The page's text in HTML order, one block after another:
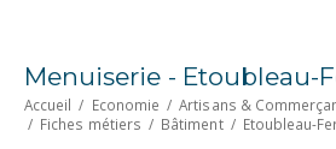
Menuiserie - Etoubleau-
Accueil / Economie /Artisans &
/ Fiches métiers / Bâtiment/ Etoubleau-